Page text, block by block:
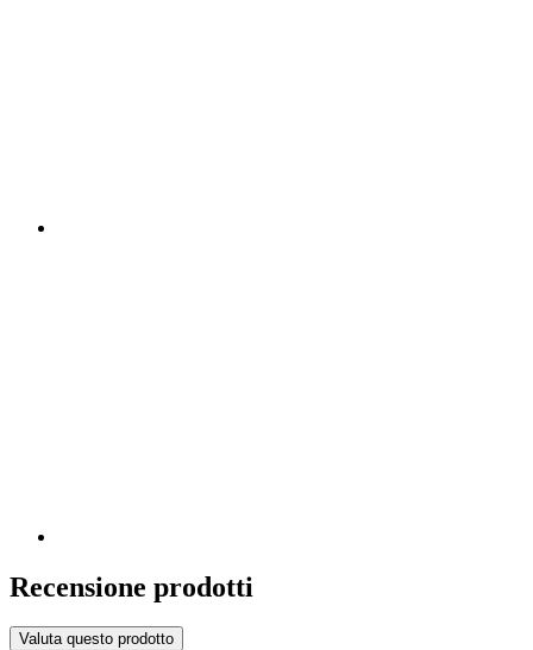
Recensione prodotti
Valuta questo prodotto